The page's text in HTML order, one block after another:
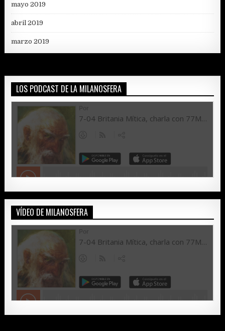
mayo 2019
abril 2019
marzo 2019
LOS PODCAST DE LA MILANOSFERA
VÍDEO DE MILANOSFERA